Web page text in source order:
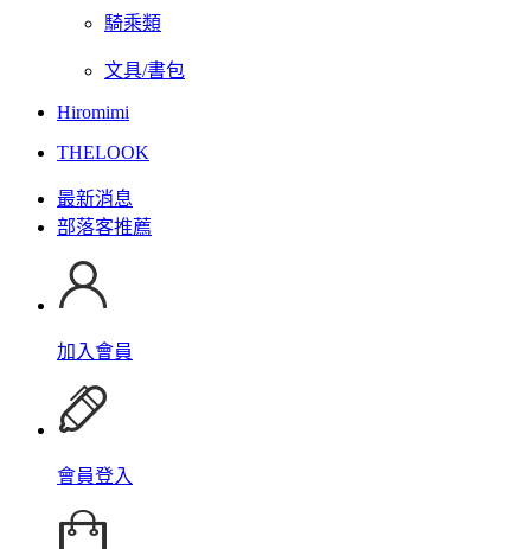
騎乘類
文具/書包
Hiromimi
THELOOK
最新消息
部落客推薦
加入會員
會員登入